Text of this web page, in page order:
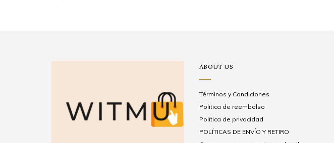
ABOUT US
Términos y Condiciones
Politica de reembolso
Política de privacidad
POLÍTICAS DE ENVÍO Y RETIRO